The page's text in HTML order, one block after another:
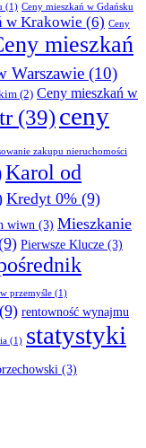
(1) Ceny mieszkań w Gdańsku
w Krakowie (6) Ceny
mieszkań
Warszawie (10)
(2) Ceny mieszkań w
(39)ceny
zakupu nieruchomości
Karol od
Kredyt 0% (9)
wiwn (3) Mieszkanie
Pierwsze Klucze (3)
przemyśle (1)
(9) rentowność wynajmu
(1) statystyki
(3)